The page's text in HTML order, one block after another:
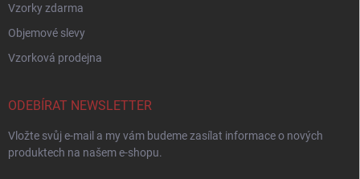
Vzorky zdarma
Objemové slevy
Vzorková prodejna
ODEBÍRAT NEWSLETTER
Vložte svůj e-mail a my vám budeme zasílat informace o nových
produktech na našem e-shopu.